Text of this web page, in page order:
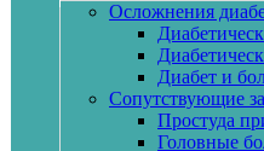
Осложнения
Диабет и
Сопутствующие
Простуда
Головные